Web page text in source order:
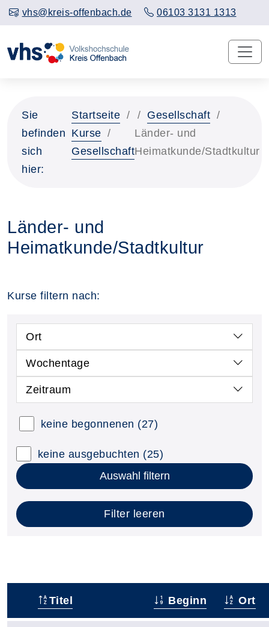
vhs@kreis-offenbach.de 06103 3131 1313
Sie
befinden
sich
hier:
Startseite
Kurse
Gesellschaft
Gesellschaft
Länder- und
Heimatkunde/Stadtkultur
Länder- und
Heimatkunde/Stadtkultur
Kurse filtern nach:
Ort
Wochentage
Zeitraum
keine begonnenen (27)
keine ausgebuchten (25)
Auswahl filtern
Filter leeren
Titel Beginn Ort